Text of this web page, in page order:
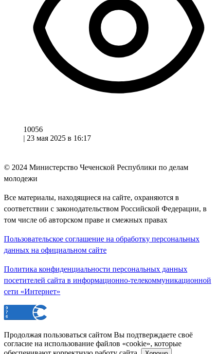
10056
| 23 мая 2025 в 16:17
© 2024 Министерство Чеченской Республики по делам
молодежи
Все материалы, находящиеся на сайте, охраняются в
соответствии с законодательством Российской Федерации, в
том числе об авторском праве и смежных правах
Пользовательское соглашение на обработку персональных
данных на официальном сайте
Политика конфиденциальности персональных данных
посетителей сайта в информационно-телекоммуникационной
сети «Интернет»
Продолжая пользоваться сайтом Вы подтверждаете своё
согласие на использование файлов «cookie», которые